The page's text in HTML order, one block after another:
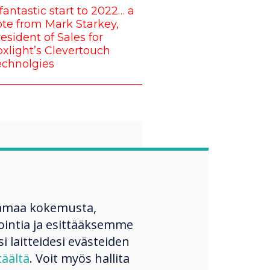
start to 2022… a
from Mark Starkey,
of Sales for
Clevertouch
that all of
want to
the norm
kokemusta,
ja esittääksemme
laitteidesi evästeiden
. Voit myös hallita